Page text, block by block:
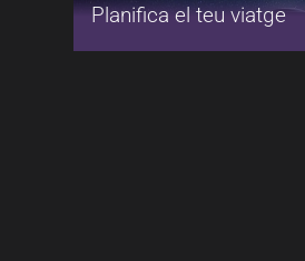
Planifica el teu viatge